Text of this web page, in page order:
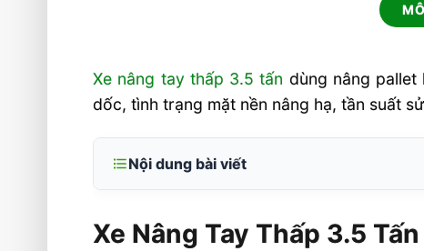
Xe nâng tay thấp 3.5 tấn dùng nâng
dốc, tình trạng mặt nền nâng hạ, tần suất
Nội dung bài viết
Thông số kỹ thuật xe nâng tay thấp 3.5
Xe Nâng Tay Thấp 3.5